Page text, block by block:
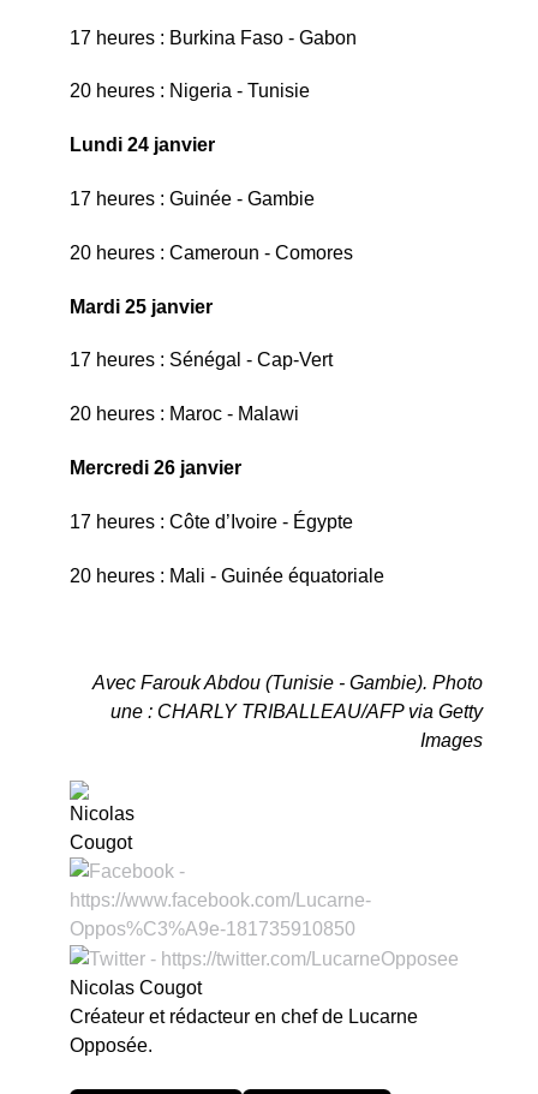
17 heures : Burkina Faso - Gabon
20 heures : Nigeria - Tunisie
Lundi 24 janvier
17 heures : Guinée - Gambie
20 heures : Cameroun - Comores
Mardi 25 janvier
17 heures : Sénégal - Cap-Vert
20 heures : Maroc - Malawi
Mercredi 26 janvier
17 heures : Côte d’Ivoire - Égypte
20 heures : Mali - Guinée équatoriale
Avec Farouk Abdou (Tunisie - Gambie). Photo
une : CHARLY TRIBALLEAU/AFP via Getty
Images
Nicolas Cougot
Créateur et rédacteur en chef de Lucarne
Opposée.